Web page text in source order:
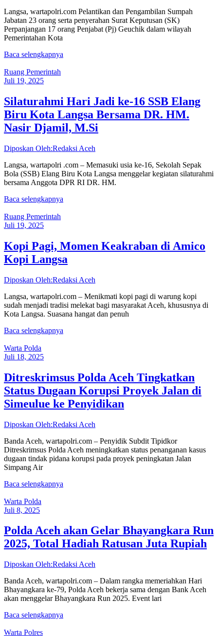
Langsa, wartapolri.com Pelantikan dan Pengambilan Sumpah
Jabatan 23 orang serta penyerahan Surat Keputusan (SK)
Perpanjangan 17 orang Penjabat (Pj) Geuchik dalam wilayah
Pemerintahan Kota
Baca selengkapnya
Ruang Pemerintah
Juli 19, 2025
Silaturahmi Hari Jadi ke-16 SSB Elang
Biru Kota Langsa Bersama DR. HM.
Nasir Djamil, M.Si
Diposkan Oleh:Redaksi Aceh
Langsa, wartapolri .com – Memasuki usia ke-16, Sekolah Sepak
Bola (SSB) Elang Biru Kota Langsa menggelar kegiatan silaturahmi
bersama Anggota DPR RI DR. HM.
Baca selengkapnya
Ruang Pemerintah
Juli 19, 2025
Kopi Pagi, Momen Keakraban di Amico
Kopi Langsa
Diposkan Oleh:Redaksi Aceh
Langsa, wartapolri.com – Menikmati kopi pagi di warung kopi
sudah menjadi tradisi melekat bagi masyarakat Aceh, khususnya di
Kota Langsa. Suasana hangat dan penuh
Baca selengkapnya
Warta Polda
Juli 18, 2025
Ditreskrimsus Polda Aceh Tingkatkan
Status Dugaan Korupsi Proyek Jalan di
Simeulue ke Penyidikan
Diposkan Oleh:Redaksi Aceh
Banda Aceh, wartapolri.com – Penyidik Subdit Tipidkor
Ditreskrimsus Polda Aceh meningkatkan status penanganan kasus
dugaan tindak pidana korupsi pada proyek peningkatan Jalan
Simpang Air
Baca selengkapnya
Warta Polda
Juli 8, 2025
Polda Aceh akan Gelar Bhayangkara Run
2025, Total Hadiah Ratusan Juta Rupiah
Diposkan Oleh:Redaksi Aceh
Banda Aceh, wartapolri.com – Dalam rangka memeriahkan Hari
Bhayangkara ke-79, Polda Aceh bekerja sama dengan Bank Aceh
akan menggelar Bhayangkara Run 2025. Event lari
Baca selengkapnya
Warta Polres